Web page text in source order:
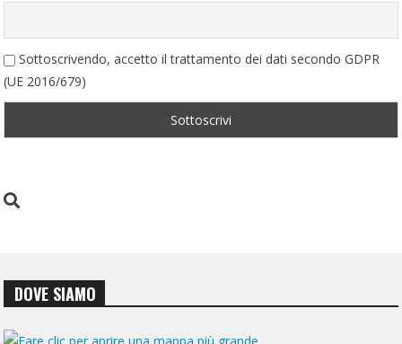
Sottoscrivendo, accetto il trattamento dei dati secondo GDPR
(UE 2016/679)
DOVE SIAMO